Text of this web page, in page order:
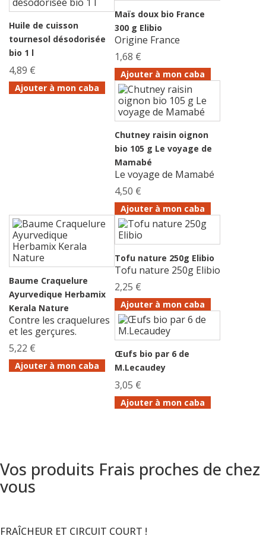
Huile de cuisson
tournesol désodorisée
bio 1 l
4,89 €
Ajouter à mon caba
Maïs doux bio France
300 g Elibio
Origine France
1,68 €
Ajouter à mon caba
Chutney raisin oignon
bio 105 g Le voyage de
Mamabé
Le voyage de Mamabé
4,50 €
Ajouter à mon caba
Baume Craquelure
Ayurvedique Herbamix
Kerala Nature
Contre les craquelures
et les gerçures.
5,22 €
Ajouter à mon caba
Tofu nature 250g Elibio
Tofu nature 250g Elibio
2,25 €
Ajouter à mon caba
Œufs bio par 6 de
M.Lecaudey
3,05 €
Ajouter à mon caba
Vos produits Frais proches de chez
vous
FRAÎCHEUR ET CIRCUIT COURT !